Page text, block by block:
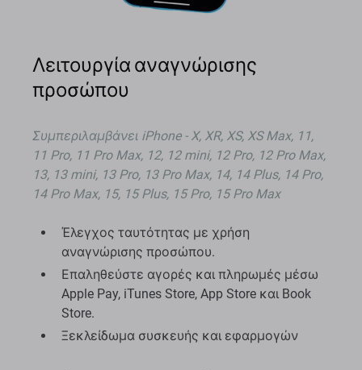
Λειτουργία αναγνώρισης
προσώπου
Συμπεριλαμβάνει iPhone - X, XR, XS, XS Max, 11,
11 Pro, 11 Pro Max, 12, 12 mini, 12 Pro, 12 Pro Max,
13, 13 mini, 13 Pro, 13 Pro Max, 14, 14 Plus, 14 Pro,
14 Pro Max, 15, 15 Plus, 15 Pro, 15 Pro Max
Έλεγχος ταυτότητας με χρήση
αναγνώρισης προσώπου.
Επαληθεύστε αγορές και πληρωμές μέσω
Apple Pay, iTunes Store, App Store και Book
Store.
Ξεκλείδωμα συσκευής και εφαρμογών